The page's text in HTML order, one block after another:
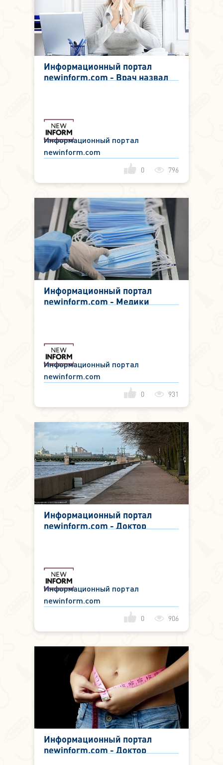
Информационный портал
newinform.com - Врач назвал
Информационный портал
newinform.com
0 796
Информационный портал
newinform.com - Медики
Информационный портал
newinform.com
0 931
Информационный портал
newinform.com - Доктор
году
Информационный портал
newinform.com
0 906
Информационный портал
newinform.com - Доктор